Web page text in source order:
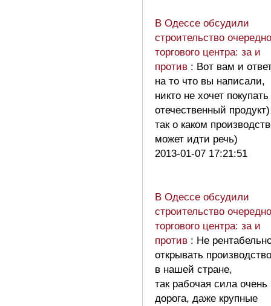
В Одессе обсудили
строительство
торгового центра: за и
против : Вот вам и
на то что вы написали,
никто не хочет покупать
отечественный продукт)
так о каком
может идти речь)
2013-01-07 17:21:51
В Одессе обсудили
строительство
торгового центра: за и
против : Не
открывать производство
в нашей стране,
так рабочая сила очень
дорога, даже крупные